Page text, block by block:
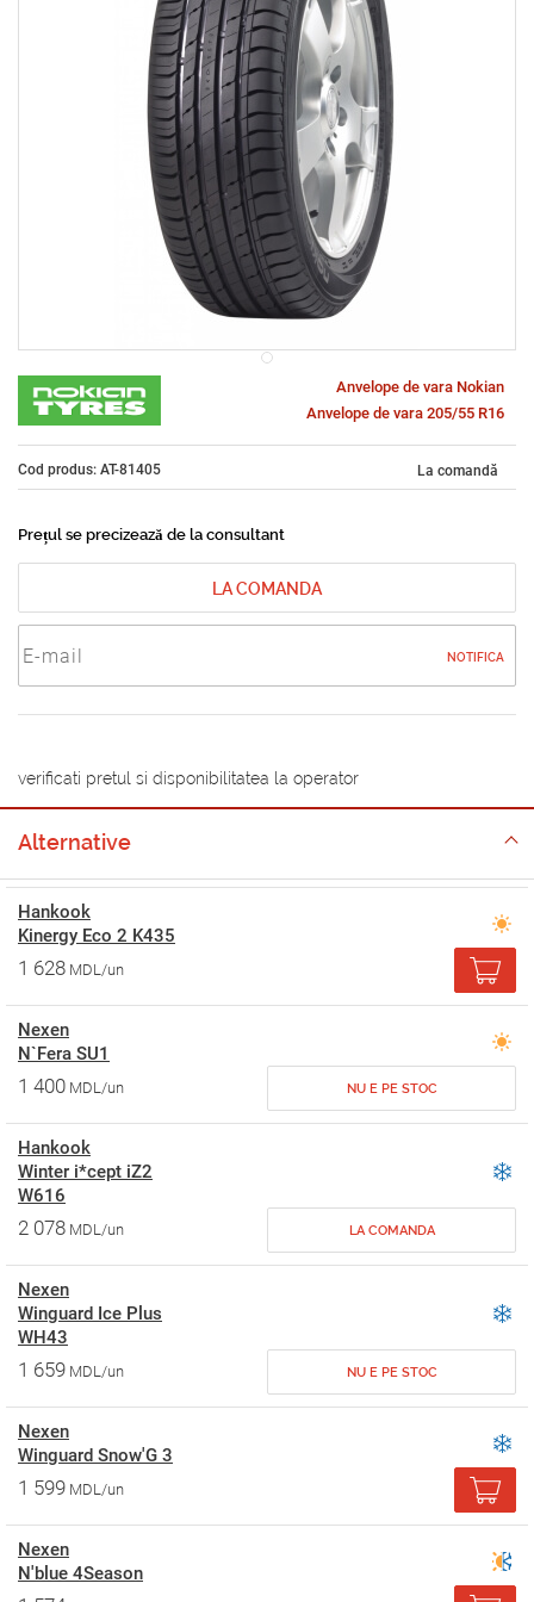
Anvelope de vara Nokian
Anvelope de vara 205/55 R16
Cod produs: AT-81405 La comandă
Prețul se precizează de la consultant
LA COMANDA
NOTIFICA
verificati pretul si disponibilitatea la operator
Alternative
Hankook
Kinergy Eco 2 K435
1 628 MDL/un
Nexen
N`Fera SU1
1 400 MDL/un NU E PE STOC
Hankook
Winter i*cept iZ2
W616
2 078 MDL/un LA COMANDA
Nexen
Winguard Ice Plus
WH43
1 659 MDL/un NU E PE STOC
Nexen
Winguard Snow'G 3
1 599 MDL/un
Nexen
N'blue 4Season